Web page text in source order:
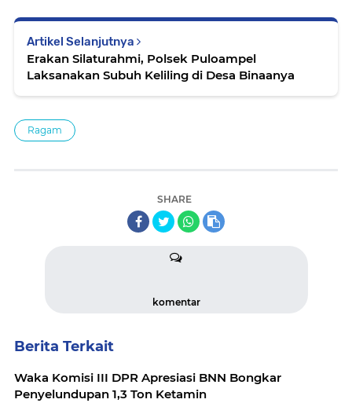
Artikel Selanjutnya
Erakan Silaturahmi, Polsek Puloampel
Laksanakan Subuh Keliling di Desa Binaanya
Ragam
SHARE
komentar
Berita Terkait
Waka Komisi III DPR Apresiasi BNN Bongkar
Penyelundupan 1,3 Ton Ketamin